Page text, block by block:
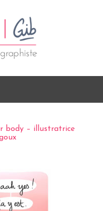
body – illustratrice